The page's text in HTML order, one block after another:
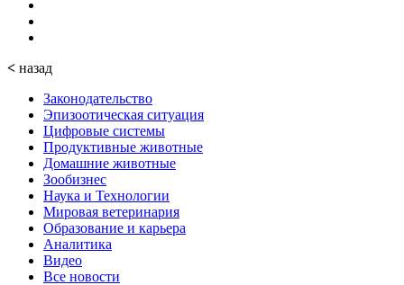
< назад
Законодательство
Эпизоотическая ситуация
Цифровые системы
Продуктивные животные
Домашние животные
Зообизнес
Наука и Технологии
Мировая ветеринария
Образование и карьера
Аналитика
Видео
Все новости